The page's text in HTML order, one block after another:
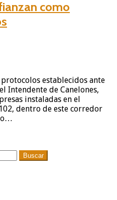
como
establecidos ante
Intendente de Canelones,
instaladas en el
dentro de este corredor